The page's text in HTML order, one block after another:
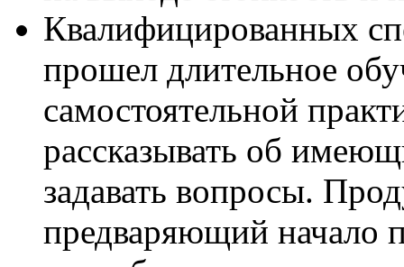
Квалифицированных
прошел длительное
самостоятельной
рассказывать об
задавать вопросы.
предваряющий начало